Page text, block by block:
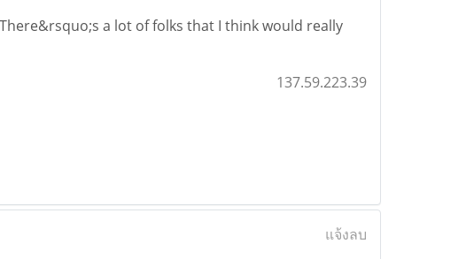
a lot of folks that I think would really
137.59.223.39
แจ้งลบ